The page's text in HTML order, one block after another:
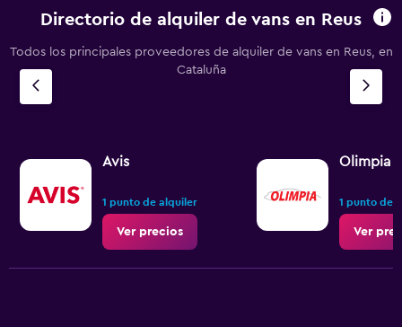
Directorio de alquiler de vans en Reus
Todos los principales proveedores de alquiler de vans en Reus, en
Cataluña
Avis
1 punto de alquiler
Ver precios
Olimpia
1 punto de
Ver